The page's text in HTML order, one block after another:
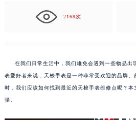
2168次
在我们日常生活中，我们难免会遇到一些物品出
表爱好者来说，天梭手表是一种非常受欢迎的品牌
时，我们应该如何找到最近的天梭手表维修点呢？
骤。